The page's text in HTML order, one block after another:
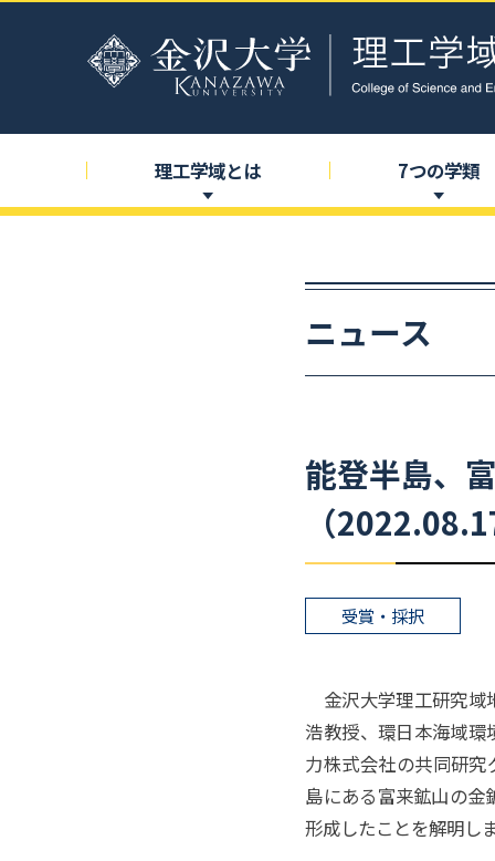
理工学域とは 7つの学類
ニュース
能登半島、
（
受賞・採択
金沢大学理工研究域
浩教授、環日本海域
力株式会社の共同研
島にある富来鉱山の金
形成したことを解明し